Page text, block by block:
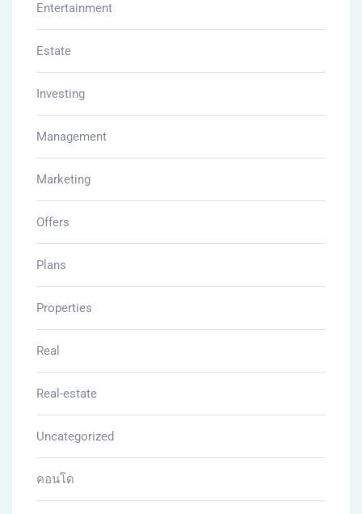
Entertainment
Estate
Investing
Management
Marketing
Offers
Plans
Properties
Real
Real-estate
Uncategorized
คอนโด